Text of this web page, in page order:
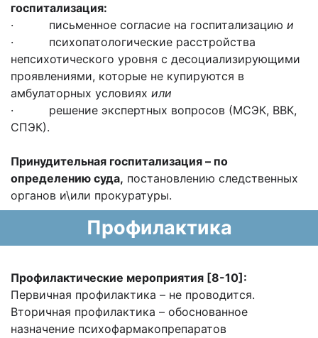
госпитализация:
· письменное согласие на госпитализацию и
· психопатологические расстройства
непсихотического уровня с десоциализирующими
проявлениями, которые не купируются в
амбулаторных условиях или
· решение экспертных вопросов (МСЭК, ВВК,
СПЭК).
Принудительная госпитализация – по
определению суда, постановлению следственных
органов и\или прокуратуры.
Профилактика
Профилактические мероприятия [8-10]:
Первичная профилактика – не проводится.
Вторичная профилактика – обоснованное
назначение психофармакопрепаратов